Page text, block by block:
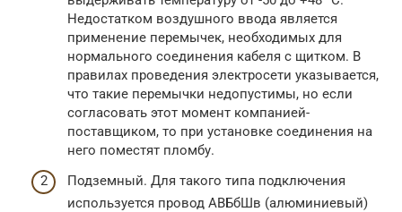
Недостатком воздушного ввода является
применение перемычек, необходимых для
нормального соединения кабеля с щитком. В
правилах проведения электросети указывается,
что такие перемычки недопустимы, но если
согласовать этот момент компанией-
поставщиком, то при установке соединения на
него поместят пломбу.
Подземный. Для такого типа подключения
используется провод АВБбШв (алюминиевый)